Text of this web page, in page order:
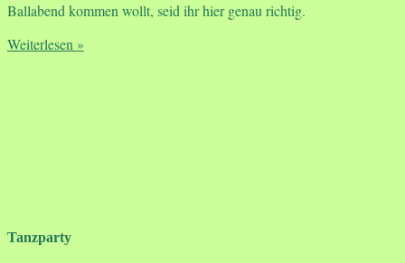
Ballabend kommen wollt, seid ihr hier genau richtig.
Weiterlesen »
Tanzparty